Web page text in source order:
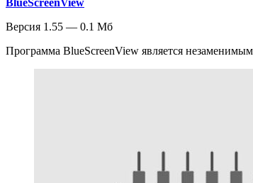
BlueScreenView
Версия 1.55 — 0.1 Мб
Программа BlueScreenView является